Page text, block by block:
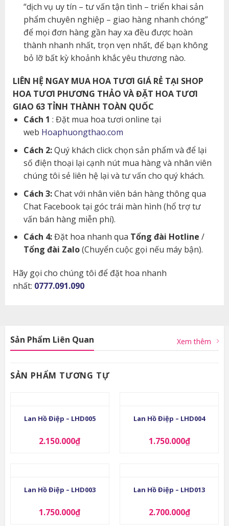
“dịch vụ uy tín – tư vấn tận tình – triển khai sản
phẩm chuyên nghiệp – giao hàng nhanh chóng”
để mọi đơn hàng gần hay xa đều được hoàn
thành nhanh nhất, trọn vẹn nhất, để bạn không
bỏ lỡ bất kỳ khoảnh khắc yêu thương nào.
LIÊN HỆ NGAY MUA HOA TƯƠI GIÁ RẺ TẠI SHOP
HOA TƯƠI PHƯƠNG THẢO VÀ ĐẶT HOA TƯƠI
GIAO 63 TỈNH THÀNH TOÀN QUỐC
Cách 1 : Đặt mua hoa tươi online tại
web Hoaphuongthao.com
Cách 2:Quý khách click chọn sản phẩm và để lại
số điện thoại lại cạnh nút mua hàng và nhân viên
chúng tôi sẻ liên hệ lại và tư vấn cho quý khách.
Cách 3:Chat với nhân viên bán hàng thông qua
Chat Facebook tại góc trái màn hình (hổ trợ tư
vấn bán hàng miễn phí).
Cách 4:Đặt hoa nhanh qua Tổng đài Hotline /
Tổng đài Zalo(Chuyển cuộc gọi nếu máy bận).
Hãy gọi cho chúng tôi để đặt hoa nhanh
nhất: 0777.091.090
Sản Phẩm Liên Quan Xem thêm
SẢN PHẨM TƯƠNG TỰ
Lan Hồ Điệp – LHD005
2.150.000₫
Lan Hồ Điệp – LHD004
1.750.000₫
Lan Hồ Điệp – LHD003
1.750.000₫
Lan Hồ Điệp – LHD013
2.700.000₫